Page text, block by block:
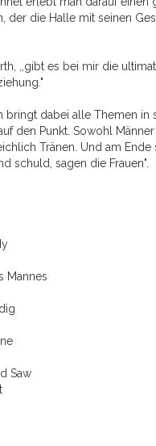
der die Halle mit seinen
,,gibt es bei mir die
bringt dabei alle Themen in
den Punkt. Sowohl
Tränen. Und am Ende
schuld, sagen die Frauen".
Mannes
Saw